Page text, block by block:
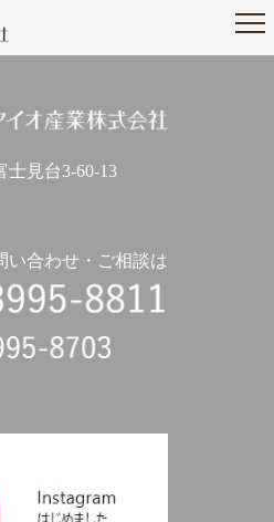
社
士見台3-60-13
い合わせ・ご相談は